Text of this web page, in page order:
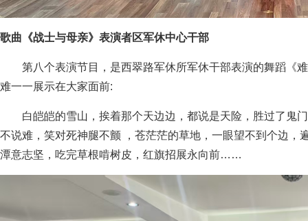
歌曲《战士与母亲》表演者区军休中心干部
第八个表演节目，是西翠路军休所军休干部表演的舞蹈《
难一一展示在大家面前:
白皑皑的雪山，挨着那个天边边，都说是天险，胜过了鬼
不说难，笑对死神腿不颤 ，苍茫茫的草地，一眼望不到个边，
潭意志坚，吃完草根啃树皮，红旗招展永向前……